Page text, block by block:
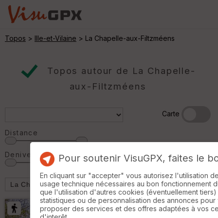
Topos > Ille-et-Vilaine > La Chapelle-aux-Filtzméens
Topos autour de La Chapelle-
aux-Filtzméens
Carte
Distance
Denivelé Pour soutenir VisuGPX, faites le
En cliquant sur "accepter" vous autorisez l'utilisation
usage technique nécessaires au bon fonctionnement
que l'utilisation d'autres cookies (éventuellement
statistiques ou de personnalisation des annonces pour
proposer des services et des offres adaptées à vos